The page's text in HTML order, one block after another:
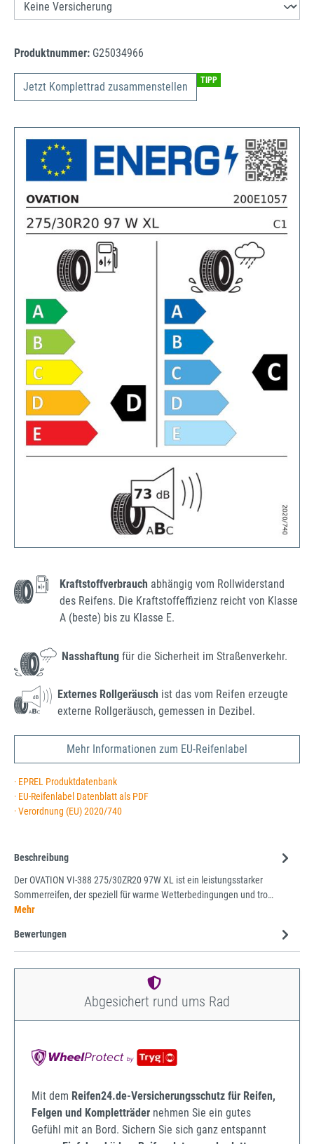
Produktnummer: G25034966
Jetzt Komplettrad zusammenstellen TIPP
Kraftstoffverbrauch abhängig vom Rollwiderstand
des Reifens. Die Kraftstoffeffizienz reicht von Klasse
A (beste) bis zu Klasse E.
Nasshaftung für die Sicherheit im Straßenverkehr.
Externes Rollgeräusch ist das vom Reifen erzeugte
externe Rollgeräusch, gemessen in Dezibel.
Mehr Informationen zum EU-Reifenlabel
· EPREL Produktdatenbank
· EU-Reifenlabel Datenblatt als PDF
· Verordnung (EU) 2020/740
Beschreibung
Der OVATION VI-388 275/30ZR20 97W XL ist ein leistungsstarker
Sommerreifen, der speziell für warme Wetterbedingungen und tro…
Mehr
Bewertungen
Abgesichert rund ums Rad
Mit dem Reifen24.de-Versicherungsschutz für Reifen,
Felgen und Kompletträder nehmen Sie ein gutes
Gefühl mit an Bord. Sichern Sie sich ganz entspannt